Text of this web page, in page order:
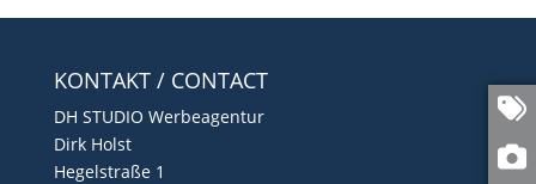
KONTAKT / CONTACT
DH STUDIO Werbeagentur
Dirk Holst
Hegelstraße 1